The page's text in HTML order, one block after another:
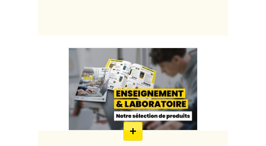
En
savoir
plus